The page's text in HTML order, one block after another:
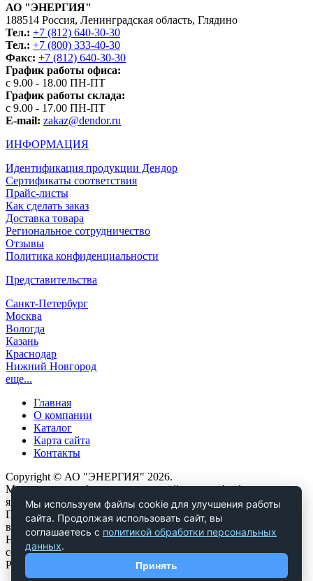
Мы используем файлы cookie для улучшения работы
сайта. Продолжая использовать сайт, вы
соглашаетесь с политикой обработки персональных
данных.
Принять
АО "ЭНЕРГИЯ"
188514 Россия, Ленинградская область, Глядино
Тел.: +7 (812) 640-30-30
Тел.: +7 (800) 333-40-30
Факс: +7 (812) 640-30-30
График работы офиса:
с 9.00 - 18.00 ПН-ПТ
График работы склада:
с 9.00 - 17.00 ПН-ПТ
E-mail: zakaz@dendor.ru
ИНФОРМАЦИЯ
Идентификация продукции Дендор
Сертификаты соответствия
Прайс-листы
Как сделать заказ
Доставка товара
Региональное сотрудничество
Отзывы
Политика конфиденциальности
Представительства
Санкт-Петербург
Москва
Вологда
Казань
Краснодар
Нижний Новгород
еще...
Главная
О компании
Каталог
Карта сайта
Контакты
Copyright © АО "ЭНЕРГИЯ" 2026.
Материалы, опубликованные на сайте www.dendor.ru,
являются объектами авторских и исключительных прав.
Полное или частичное копирование любых материалов сайта
возможно только при наличии ссылки на источник.
Нарушение авторских и исключительных прав влечет за
собой ответственность в соответствии с законодательством
РФ.